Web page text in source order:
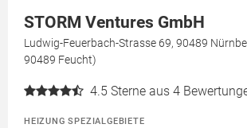
STORM Ventures GmbH
Ludwig-Feuerbach-Strasse 69, 90489
90489 Feucht)
4.5 Sterne aus 4
HEIZUNG SPEZIALGEBIETE